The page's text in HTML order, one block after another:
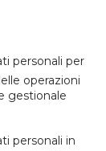
personali per
operazioni
gestionale
personali in